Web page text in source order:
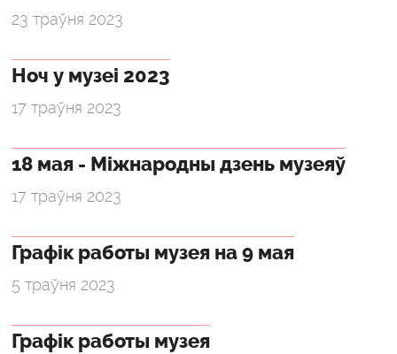
23 траўня 2023
Ноч у музеі 2023
17 траўня 2023
18 мая - Міжнародны дзень музеяў
17 траўня 2023
Графік работы музея на 9 мая
5 траўня 2023
Графік работы музея